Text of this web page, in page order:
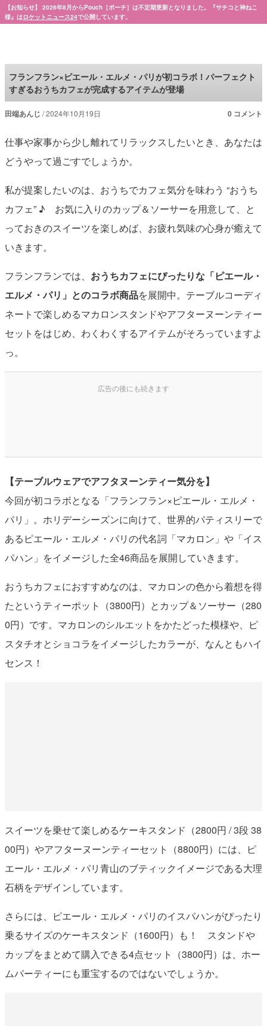
【お知らせ】 2026年8月からPouch［ポーチ］は不定期更新となりました。『サチコと神ねこ
様』はロケットニュース24で公開しています。
フランフラン×ピエール・エルメ・パリが初コラボ！パーフェクト
すぎるおうちカフェが完成するアイテムが登場
田端あんじ 2024年10月19日 0 コメント
仕事や家事から少し離れてリラックスしたいとき、あなたは
どうやって過ごすでしょうか。
私が提案したいのは、おうちでカフェ気分を味わう “おうち
カフェ” ♪ お気に入りのカップ＆ソーサーを用意して、と
っておきのスイーツを楽しめば、お疲れ気味の心身が癒えて
いきます。
フランフランでは、 おうちカフェにぴったりな「ピエール・
エルメ・パリ」とのコラボ商品を展開中。テーブルコーディ
ネートで楽しめるマカロンスタンドやアフターヌーンティー
セットをはじめ、わくわくするアイテムがそろっていますよ
っ。
【テーブルウェアでアフタヌーンティー気分を】
今回が初コラボとなる「フランフラン×ピエール・エルメ・
パリ」。ホリデーシーズンに向けて、世界的パティスリーで
あるピエール・エルメ・パリの代名詞「マカロン」や「イス
パハン」をイメージした全46商品を展開していきます。
おうちカフェにおすすめなのは、マカロンの色から着想を得
たというティーポット（3800円）とカップ＆ソーサー（280
0円）です。マカロンのシルエットをかたどった模様や、ピ
スタチオとショコラをイメージしたカラーが、なんともハイ
センス！
スイーツを乗せて楽しめるケーキスタンド（2800円 / 3段 38
00円）やアフターヌーンティーセット（8800円）には、ピ
エール・エルメ・パリ青山のブティックイメージである大理
石柄をデザインしています。
さらには、ピエール・エルメ・パリのイスパハンがぴったり
乗るサイズのケーキスタンド（1600円）も！ スタンドや
カップをまとめて購入できる4点セット（3800円）は、ホー
ムパーティーにも重宝するのではないでしょうか。